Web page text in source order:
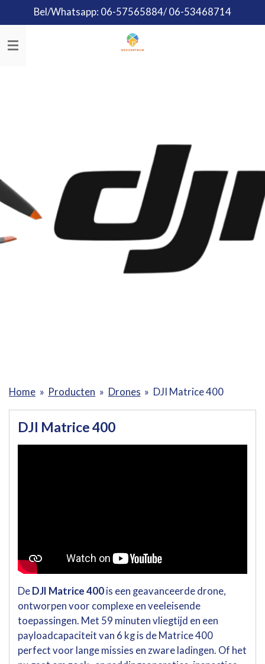
direct
naar
Bel/Whatsapp: 06-57565884/ 06-53468714
Home » Producten » Drones » DJI Matrice 400
DJI Matrice 400
De DJI Matrice 400 is een geavanceerde drone,
ontworpen voor complexe en veeleisende
toepassingen. Met 59 minuten vliegtijd en een
payloadcapaciteit van 6 kg is de Matrice 400
perfect voor lange missies en zware ladingen. Of het